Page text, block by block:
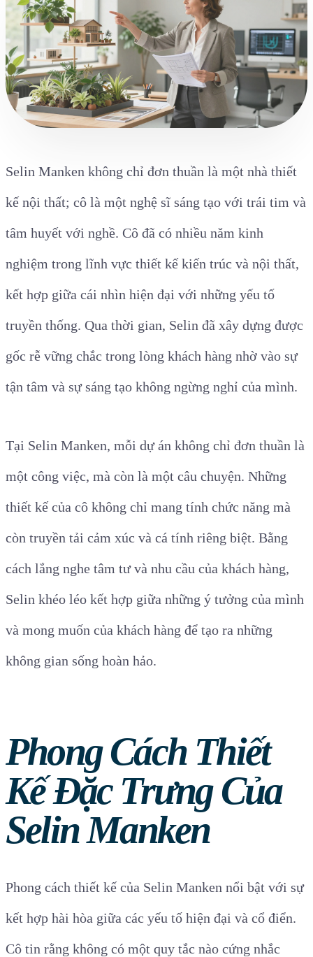
Selin Manken không chỉ đơn thuần là một nhà thiết
kế nội thất; cô là một nghệ sĩ sáng tạo với trái tim và
tâm huyết với nghề. Cô đã có nhiều năm kinh
nghiệm trong lĩnh vực thiết kế kiến trúc và nội thất,
kết hợp giữa cái nhìn hiện đại với những yếu tố
truyền thống. Qua thời gian, Selin đã xây dựng được
gốc rễ vững chắc trong lòng khách hàng nhờ vào sự
tận tâm và sự sáng tạo không ngừng nghỉ của mình.
Tại Selin Manken, mỗi dự án không chỉ đơn thuần là
một công việc, mà còn là một câu chuyện. Những
thiết kế của cô không chỉ mang tính chức năng mà
còn truyền tải cảm xúc và cá tính riêng biệt. Bằng
cách lắng nghe tâm tư và nhu cầu của khách hàng,
Selin khéo léo kết hợp giữa những ý tưởng của mình
và mong muốn của khách hàng để tạo ra những
không gian sống hoàn hảo.
Phong Cách Thiết
Kế Đặc Trưng Của
Selin Manken
Phong cách thiết kế của Selin Manken nổi bật với sự
kết hợp hài hòa giữa các yếu tố hiện đại và cổ điển.
Cô tin rằng không có một quy tắc nào cứng nhắc